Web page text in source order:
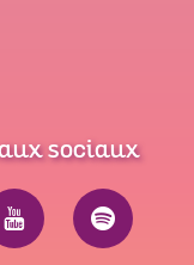
sociaux